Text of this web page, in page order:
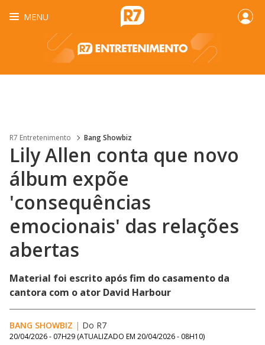
MENU
R7 Entretenimento Bang Showbiz
Lily Allen conta que novo
álbum expõe
'consequências
emocionais' das relações
abertas
Material foi escrito após fim do casamento da
cantora com o ator David Harbour
BANG SHOWBIZ | Do R7
20/04/2026 - 07H29 (ATUALIZADO EM 20/04/2026 - 08H10)